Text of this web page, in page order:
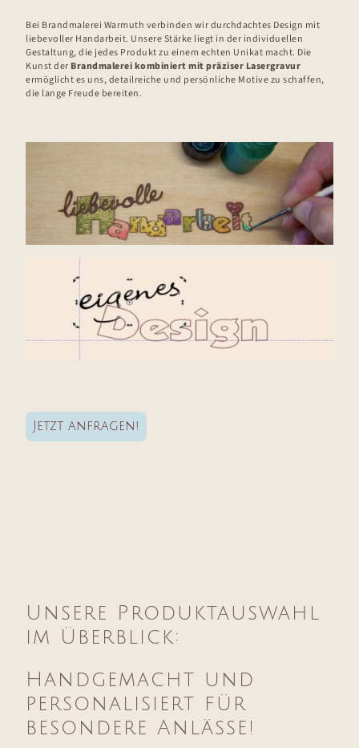
Bei Brandmalerei Warmuth verbinden wir durchdachtes Design mit
liebevoller Handarbeit. Unsere Stärke liegt in der individuellen
Gestaltung, die jedes Produkt zu einem echten Unikat macht. Die
Kunst der Brandmalerei kombiniert mit präziser Lasergravur
ermöglicht es uns, detailreiche und persönliche Motive zu schaffen,
die lange Freude bereiten.
Jetzt anfragen!
Unsere Produktauswahl
im Überblick:
Handgemacht und
personalisiert für
besondere Anlässe!